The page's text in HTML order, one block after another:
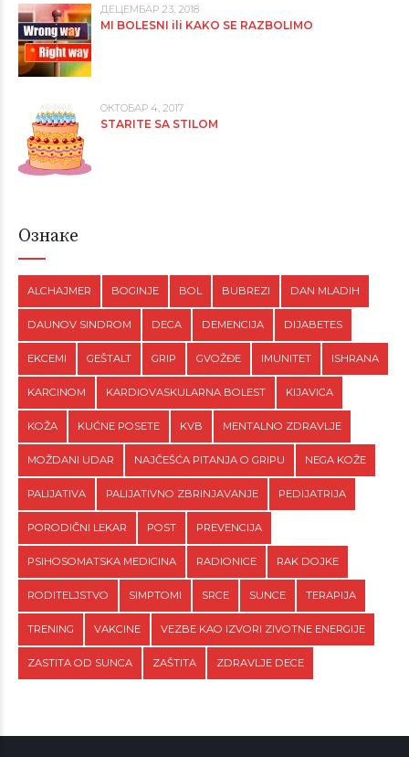
ДЕЦЕМБАР 23, 2018
MI BOLESNI ili KAKO SE RAZBOLIMO
ОКТОБАР 4, 2017
STARITE SA STILOM
Ознаке
ALCHAJMER BOGINJE BOL BUBREZI DAN MLADIH
DAUNOV SINDROM DECA DEMENCIJA DIJABETES
EKCEMI GEŠTALT GRIP GVOŽĐE IMUNITET ISHRANA
KARCINOM KARDIOVASKULARNA BOLEST KIJAVICA
KOŽA KUĆNE POSETE KVB MENTALNO ZDRAVLJE
MOŽDANI UDAR NAJČEŠĆA PITANJA O GRIPU NEGA KOŽE
PALIJATIVA PALIJATIVNO ZBRINJAVANJE PEDIJATRIJA
PORODIČNI LEKAR POST PREVENCIJA
PSIHOSOMATSKA MEDICINA RADIONICE RAK DOJKE
RODITELJSTVO SIMPTOMI SRCE SUNCE TERAPIJA
TRENING VAKCINE VEZBE KAO IZVORI ZIVOTNE ENERGIJE
ZASTITA OD SUNCA ZAŠTITA ZDRAVLJE DECE